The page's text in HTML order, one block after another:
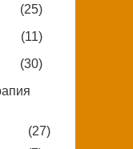
(25)
(11)
(30)
(27)